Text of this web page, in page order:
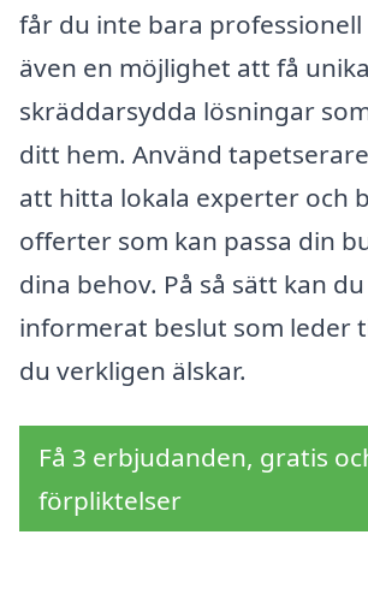
får du inte bara
även en möjlighet att få
skräddarsydda lösningar
ditt hem. Använd
att hitta lokala experter och
offerter som kan passa din
dina behov. På så sätt kan
informerat beslut som leder
du verkligen älskar.
Få 3 erbjudanden, gratis
förpliktelser